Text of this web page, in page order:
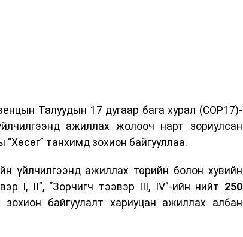
Талуудын 17 дугаар бага хурал (COP17)-
ажиллах жолооч нарт зориулсан
танхимд зохион байгууллаа.
үйлчилгээнд ажиллах төрийн болон хувийн
I, II”, “Зорчигч тээвэр III, IV”-ийн нийт 250
зохион байгуулалт хариуцан ажиллах албан